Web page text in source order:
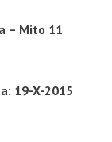
– Mito 11
19-X-2015